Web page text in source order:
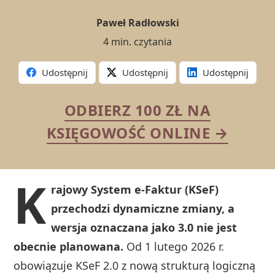
Paweł Radłowski
4 min. czytania
Udostępnij Udostępnij Udostępnij
ODBIERZ 100 ZŁ NA
KSIĘGOWOŚĆ ONLINE →
K rajowy System e-Faktur (KSeF)
przechodzi dynamiczne zmiany, a
wersja oznaczana jako 3.0 nie jest
obecnie planowana. Od 1 lutego 2026 r.
obowiązuje KSeF 2.0 z nową strukturą logiczną